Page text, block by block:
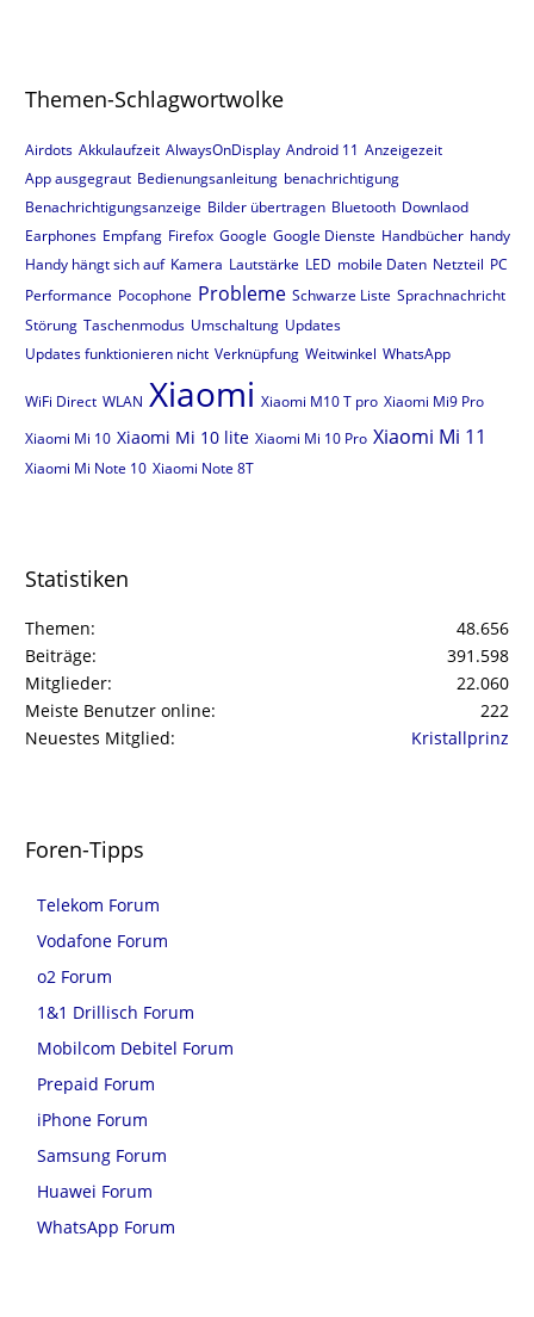
Themen-Schlagwortwolke
Airdots Akkulaufzeit AlwaysOnDisplay Android 11 Anzeigezeit
App ausgegraut Bedienungsanleitung benachrichtigung
Benachrichtigungsanzeige Bilder übertragen Bluetooth Downlaod
Earphones Empfang Firefox Google Google Dienste Handbücher handy
Handy hängt sich auf Kamera Lautstärke LED mobile Daten Netzteil PC
Performance Pocophone Probleme Schwarze Liste Sprachnachricht
Störung Taschenmodus Umschaltung Updates
Updates funktionieren nicht Verknüpfung Weitwinkel WhatsApp
WiFi Direct WLAN Xiaomi Xiaomi M10 T pro Xiaomi Mi9 Pro
Xiaomi Mi 10 Xiaomi Mi 10 lite Xiaomi Mi 10 Pro Xiaomi Mi 11
Xiaomi Mi Note 10 Xiaomi Note 8T
Statistiken
Themen
48.656
Beiträge
391.598
Mitglieder
22.060
Meiste Benutzer online
222
Neuestes Mitglied
Kristallprinz
Foren-Tipps
Telekom Forum
Vodafone Forum
o2 Forum
1&1 Drillisch Forum
Mobilcom Debitel Forum
Prepaid Forum
iPhone Forum
Samsung Forum
Huawei Forum
WhatsApp Forum